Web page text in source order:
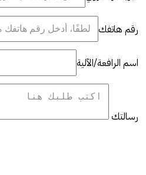
رقم هاتفك
اسم الرافعة/الآلية
رسالتك